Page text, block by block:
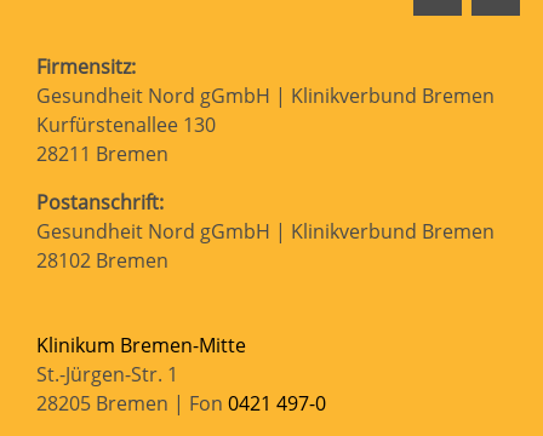
Firmensitz:
Gesundheit Nord gGmbH | Klinikverbund Bremen
Kurfürstenallee 130
28211 Bremen
Postanschrift:
Gesundheit Nord gGmbH | Klinikverbund Bremen
28102 Bremen
Klinikum Bremen-Mitte
St.-Jürgen-Str. 1
28205 Bremen | Fon 0421 497-0